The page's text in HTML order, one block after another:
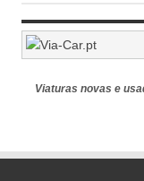
Viaturas novas e